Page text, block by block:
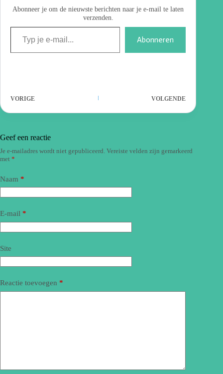
Abonneer je om de nieuwste berichten naar je e-mail te laten
verzenden.
Abonneren
VORIGE VOLGENDE
Geef een reactie
Je e-mailadres wordt niet gepubliceerd. Vereiste velden zijn gemarkeerd
met *
Naam *
E-mail *
Site
Reactie toevoegen *